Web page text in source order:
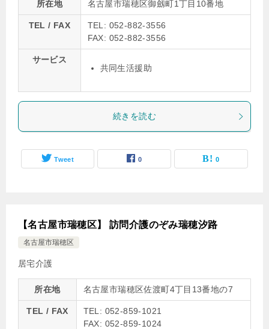
所在地 名古屋市瑞穂区御劔町1丁目10番地
TEL / FAX
TEL: 052-882-3556
FAX: 052-882-3556
サービス
共同生活援助
続きを読む
Tweet 0 0
【名古屋市瑞穂区】 訪問介護のぞみ瑞穂汐路
名古屋市瑞穂区
居宅介護
所在地 名古屋市瑞穂区佐渡町4丁目13番地の7
TEL / FAX
TEL: 052-859-1021
FAX: 052-859-1024